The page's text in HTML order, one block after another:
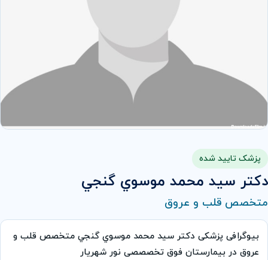
پزشک تایید شده
دكتر سيد محمد موسوي گنجي
متخصص قلب و عروق
بیوگرافی پزشکی دكتر سيد محمد موسوي گنجي متخصص قلب و
عروق در بیمارستان فوق تخصصصی نور شهریار